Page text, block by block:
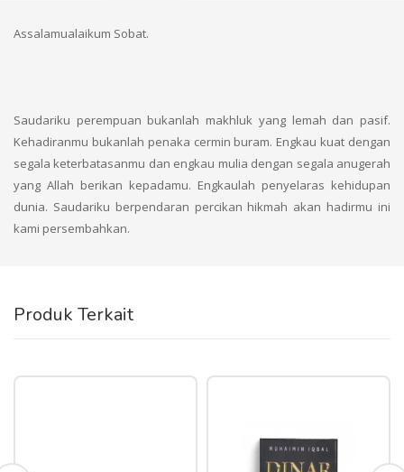
Assalamualaikum Sobat.
Saudariku perempuan bukanlah makhluk yang lemah dan pasif.
Kehadiranmu bukanlah penaka cermin buram. Engkau kuat dengan
segala keterbatasanmu dan engkau mulia dengan segala anugerah
yang Allah berikan kepadamu. Engkaulah penyelaras kehidupan
dunia. Saudariku berpendaran percikan hikmah akan hadirmu ini
kami persembahkan.
Produk Terkait